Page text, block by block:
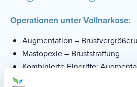
Operationen unter Vollnarkose:
Augmentation –
Mastopexie – Bruststraffung
Kombinierte Eingriffe:
Mammaplastik –